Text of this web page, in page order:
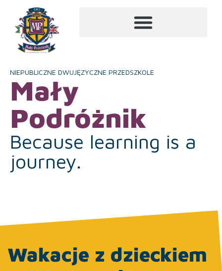
NIEPUBLICZNE DWUJĘZYCZNE PRZEDSZKOLE
Mały
Podróżnik
Because learning is a
journey.
Wakacje z dzieckiem